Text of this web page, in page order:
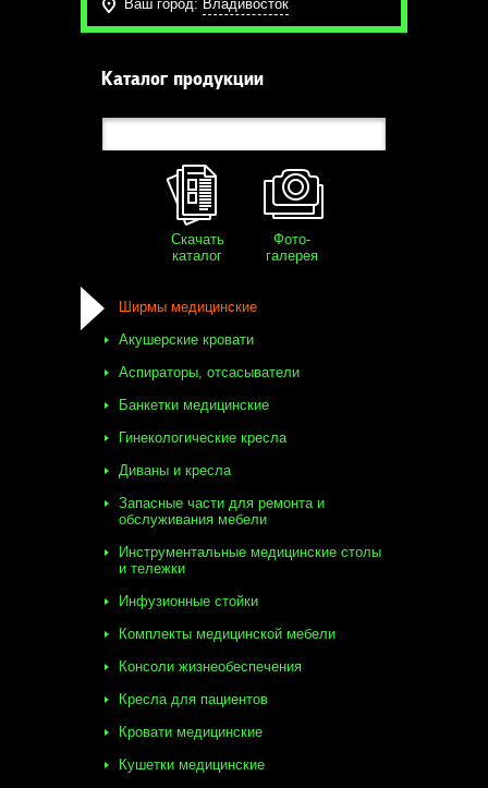
Ваш город: Владивосток
Каталог продукции
Скачать
каталог
Фото-
галерея
Ширмы медицинские
Акушерские кровати
Аспираторы, отсасыватели
Банкетки медицинские
Гинекологические кресла
Диваны и кресла
Запасные части для ремонта и
обслуживания мебели
Инструментальные медицинские столы
и тележки
Инфузионные стойки
Комплекты медицинской мебели
Консоли жизнеобеспечения
Кресла для пациентов
Кровати медицинские
Кушетки медицинские